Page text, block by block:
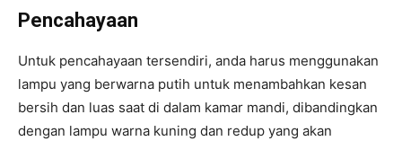
Pencahayaan
Untuk pencahayaan tersendiri, anda harus menggunakan
lampu yang berwarna putih untuk menambahkan kesan
bersih dan luas saat di dalam kamar mandi, dibandingkan
dengan lampu warna kuning dan redup yang akan